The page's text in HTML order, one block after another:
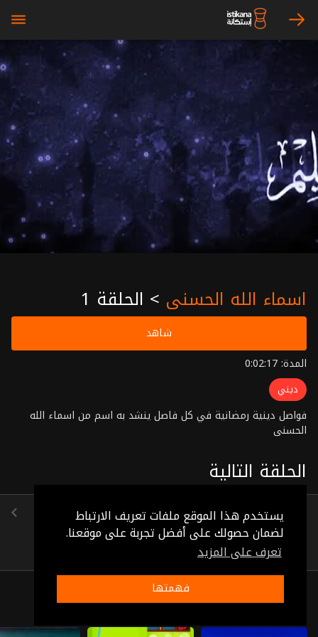
يستخدم هذا الموقع ملفات تعريف الارتباط
لضمان حصولك على أفضل تجربة على موقعنا.
تعرف على المزيد
فهمتها
arrow_right
bars
اسماء الله الحسنى > الحلقة 1
شاهد
المدة: 0:02:17
ديني
فواصل دينية رمضانية في كل فاصل ينشد به اسم من اسماء الله
الحسنى
الحلقة التالية
الحلقة 2
(0:02:03)
ذات صلة